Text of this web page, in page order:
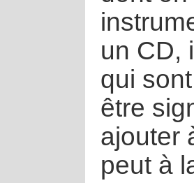
un CD,
qui
être
ajouter
peut à